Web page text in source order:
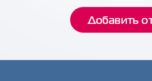
Добавить